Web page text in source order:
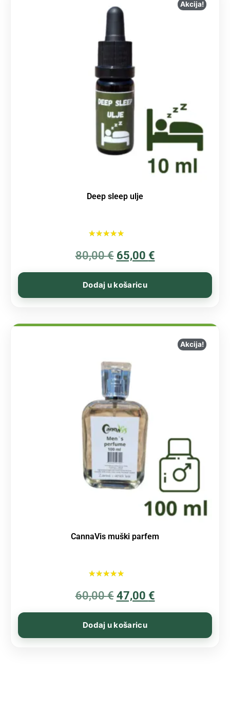
Akcija!
Deep sleep ulje
5.00
od 5
80,00€ 65,00 €
Dodaj u košaricu
Akcija!
CannaVis muški parfem
5.00
od 5
60,00€ 47,00 €
Dodaj u košaricu